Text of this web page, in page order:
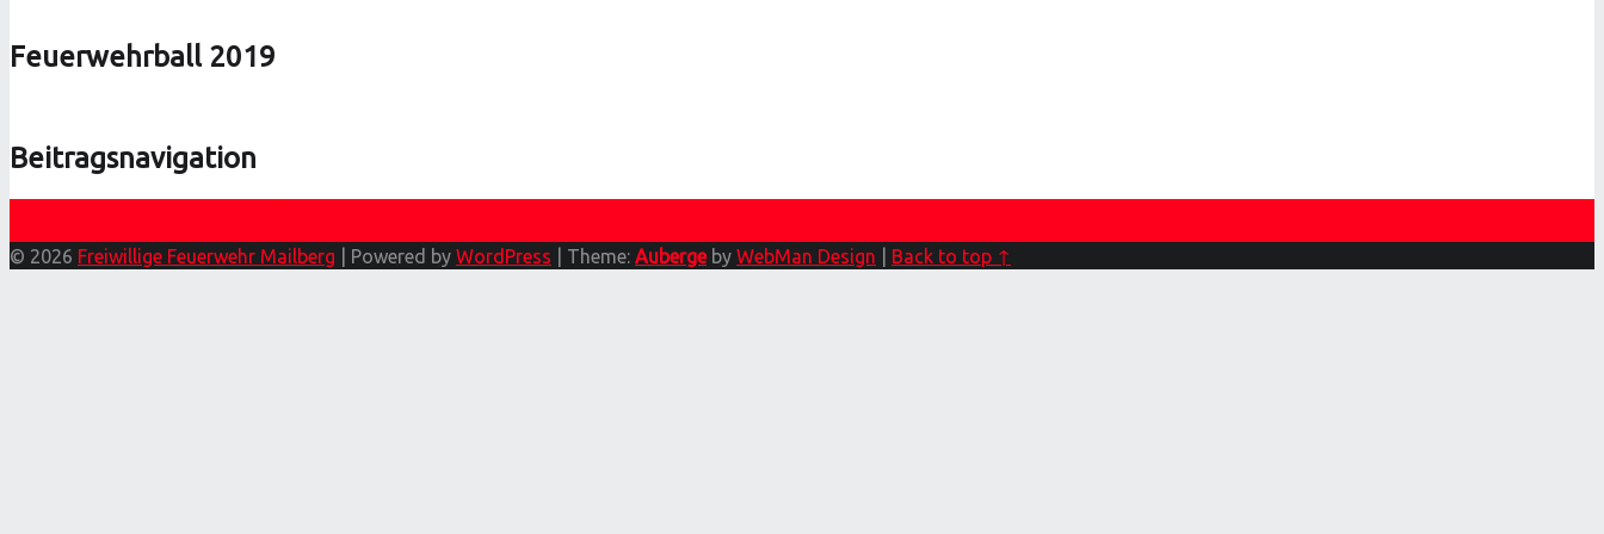
Feuerwehrball 2019
Beitragsnavigation
© 2026 Freiwillige Feuerwehr Mailberg Powered by WordPress Theme: Aubergeby WebMan Design Back to top ↑